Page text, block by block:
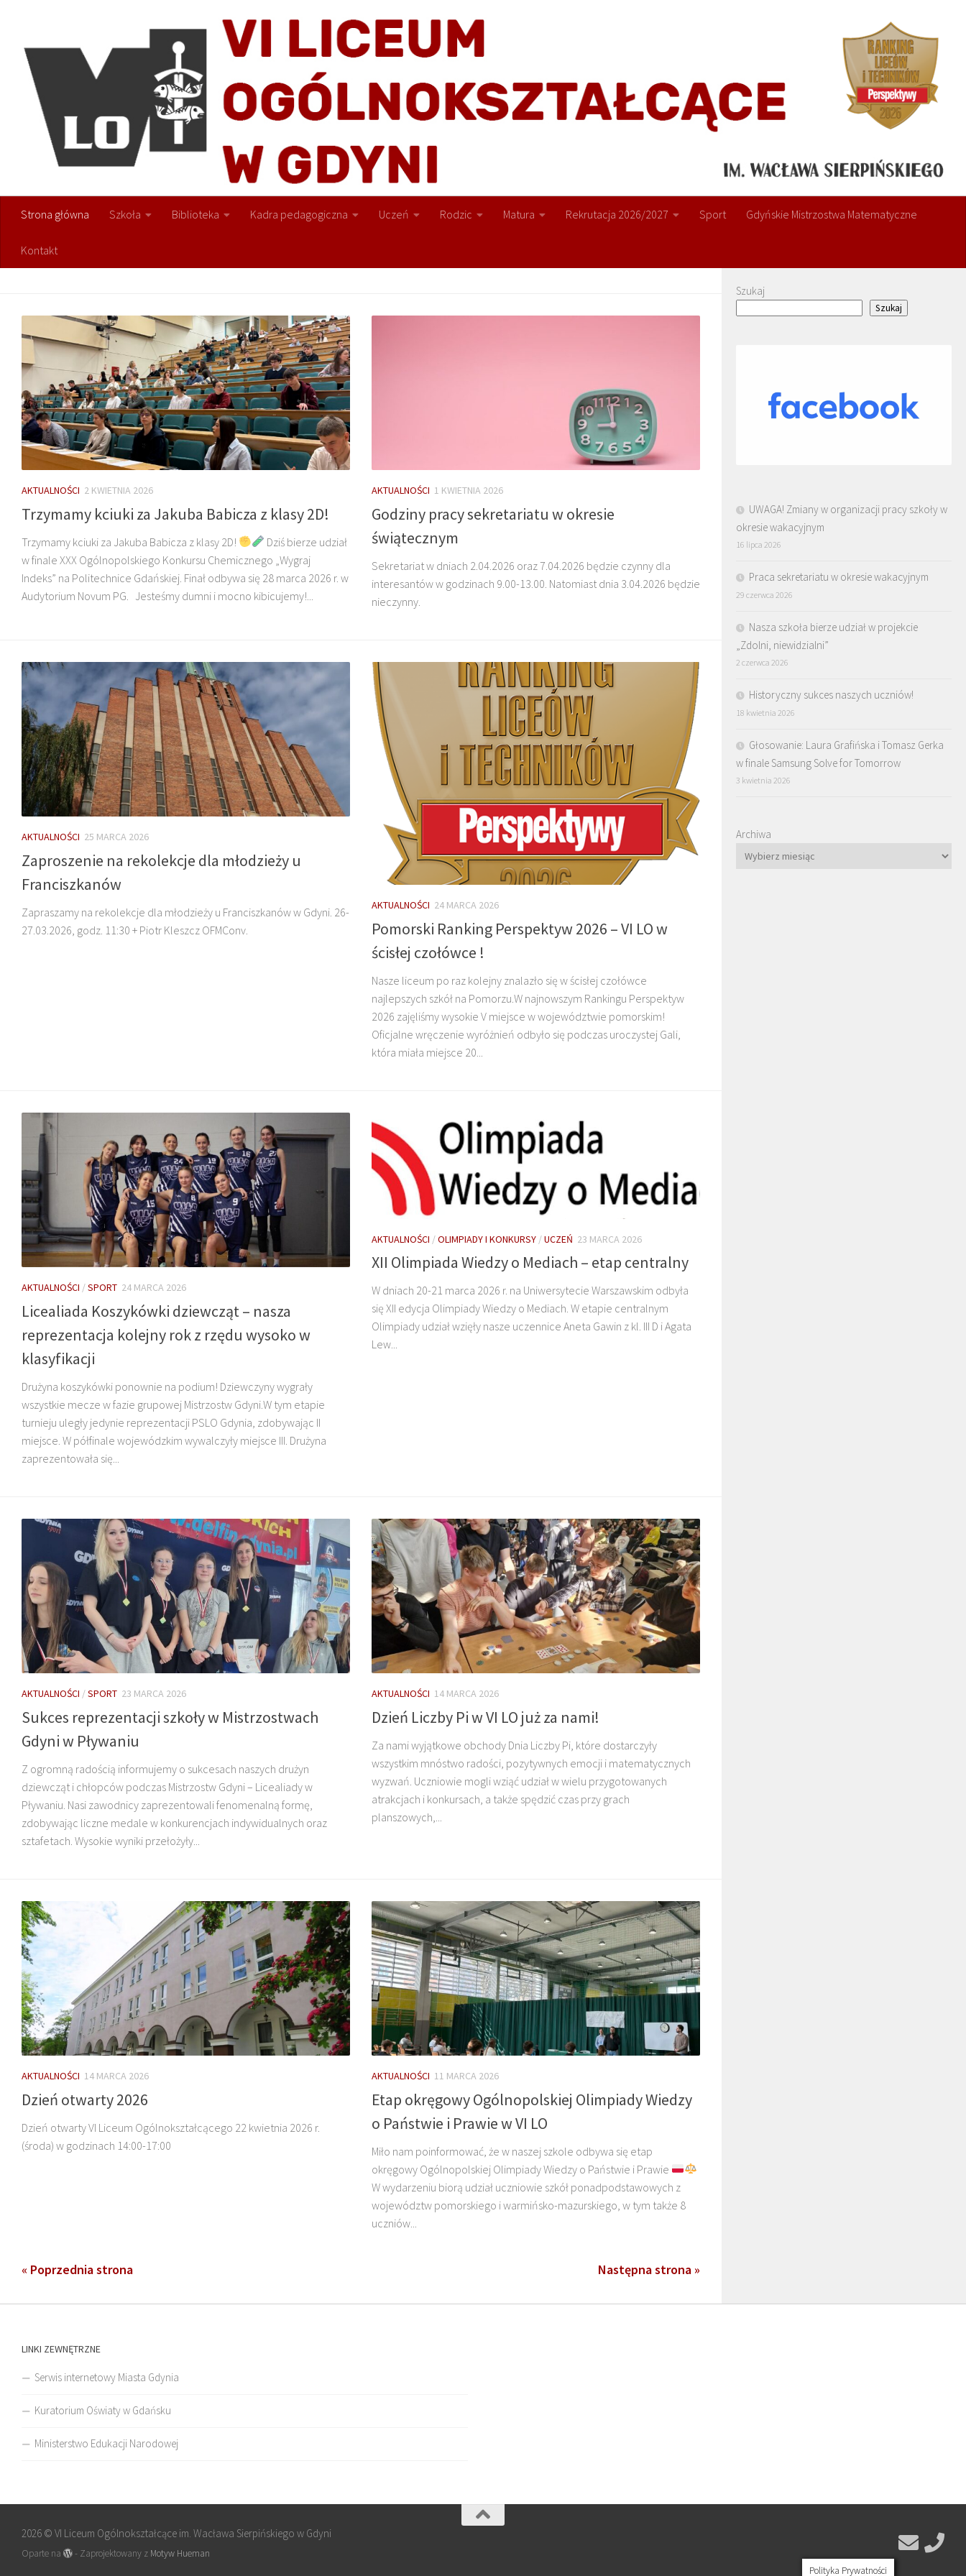
Strona główna Szkoła Biblioteka Kadra pedagogiczna Uczeń Rodzic Matura Rekrutacja 2026/2027 Sport Gdyńskie Mistrzostwa Matematyczne
Kontakt
AKTUALNOŚCI 2 KWIETNIA 2026
Trzymamy kciuki za Jakuba Babicza z klasy 2D!
Trzymamy kciuki za Jakuba Babicza z klasy 2D!
Dziś bierze udział
w finale XXX Ogólnopolskiego Konkursu Chemicznego „Wygraj
Indeks” na Politechnice Gdańskiej. Finał odbywa się 28 marca 2026 r. w
Audytorium Novum PG. Jesteśmy dumni i mocno kibicujemy!...
AKTUALNOŚCI 1 KWIETNIA 2026
Godziny pracy sekretariatu w okresie
świątecznym
Sekretariat w dniach 2.04.2026 oraz 7.04.2026 będzie czynny dla
interesantów w godzinach 9.00-13.00. Natomiast dnia 3.04.2026 będzie
nieczynny.
AKTUALNOŚCI 25 MARCA 2026
Zaproszenie na rekolekcje dla młodzieży u
Franciszkanów
Zapraszamy na rekolekcje dla młodzieży u Franciszkanów w Gdyni. 26-
27.03.2026, godz. 11:30 + Piotr Kleszcz OFMConv.
AKTUALNOŚCI 24 MARCA 2026
Pomorski Ranking Perspektyw 2026 – VI LO w
ścisłej czołówce !
Nasze liceum po raz kolejny znalazło się w ścisłej czołówce
najlepszych szkół na Pomorzu.W najnowszym Rankingu Perspektyw
2026 zajęliśmy wysokie V miejsce w województwie pomorskim!
Oficjalne wręczenie wyróżnień odbyło się podczas uroczystej Gali,
która miała miejsce 20...
AKTUALNOŚCI /SPORT 24 MARCA 2026
Licealiada Koszykówki dziewcząt – nasza
reprezentacja kolejny rok z rzędu wysoko w
klasyfikacji
Drużyna koszykówki ponownie na podium! Dziewczyny wygrały
wszystkie mecze w fazie grupowej Mistrzostw Gdyni.W tym etapie
turnieju uległy jedynie reprezentacji PSLO Gdynia, zdobywając II
miejsce. W półfinale wojewódzkim wywalczyły miejsce III. Drużyna
zaprezentowała się...
AKTUALNOŚCI /OLIMPIADY I KONKURSY /UCZEŃ 23 MARCA 2026
XII Olimpiada Wiedzy o Mediach – etap centralny
W dniach 20-21 marca 2026 r. na Uniwersytecie Warszawskim odbyła
się XII edycja Olimpiady Wiedzy o Mediach. W etapie centralnym
Olimpiady udział wzięły nasze uczennice Aneta Gawin z kl. III D i Agata
Lew...
AKTUALNOŚCI /SPORT 23 MARCA 2026
Sukces reprezentacji szkoły w Mistrzostwach
Gdyni w Pływaniu
Z ogromną radością informujemy o sukcesach naszych drużyn
dziewcząt i chłopców podczas Mistrzostw Gdyni – Licealiady w
Pływaniu. Nasi zawodnicy zaprezentowali fenomenalną formę,
zdobywając liczne medale w konkurencjach indywidualnych oraz
sztafetach. Wysokie wyniki przełożyły...
AKTUALNOŚCI 14 MARCA 2026
Dzień Liczby Pi w VI LO już za nami!
Za nami wyjątkowe obchody Dnia Liczby Pi, które dostarczyły
wszystkim mnóstwo radości, pozytywnych emocji i matematycznych
wyzwań. Uczniowie mogli wziąć udział w wielu przygotowanych
atrakcjach i konkursach, a także spędzić czas przy grach
planszowych,...
AKTUALNOŚCI 14 MARCA 2026
Dzień otwarty 2026
Dzień otwarty VI Liceum Ogólnokształcącego 22 kwietnia 2026 r.
(środa) w godzinach 14:00-17:00
AKTUALNOŚCI 11 MARCA 2026
Etap okręgowy Ogólnopolskiej Olimpiady Wiedzy
o Państwie i Prawie w VI LO
Miło nam poinformować, że w naszej szkole odbywa się etap
okręgowy Ogólnopolskiej Olimpiady Wiedzy o Państwie i Prawie
W wydarzeniu biorą udział uczniowie szkół ponadpodstawowych z
województw pomorskiego i warmińsko-mazurskiego, w tym także 8
uczniów...
« Poprzednia strona Następna strona »
Szukaj
Szukaj
UWAGA! Zmiany w organizacji pracy szkoły w
okresie wakacyjnym
16 lipca 2026
Praca sekretariatu w okresie wakacyjnym
29 czerwca 2026
Nasza szkoła bierze udział w projekcie
„Zdolni, niewidzialni”
2 czerwca 2026
Historyczny sukces naszych uczniów!
18 kwietnia 2026
Głosowanie: Laura Grafińska i Tomasz Gerka
w finale Samsung Solve for Tomorrow
3 kwietnia 2026
Archiwa
LINKI ZEWNĘTRZNE
Serwis internetowy Miasta Gdynia
Kuratorium Oświaty w Gdańsku
Ministerstwo Edukacji Narodowej
2026 © VI Liceum Ogólnokształcące im. Wacława Sierpińskiego w Gdyni
Oparte na - Zaprojektowany z Motyw Hueman
Polityka Prywatności